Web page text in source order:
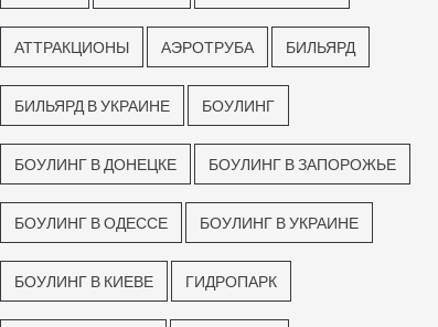
АТТРАКЦИОНЫ АЭРОТРУБА БИЛЬЯРД
БИЛЬЯРД В УКРАИНЕ БОУЛИНГ
БОУЛИНГ В ДОНЕЦКЕ БОУЛИНГ В ЗАПОРОЖЬЕ
БОУЛИНГ В ОДЕССЕ БОУЛИНГ В УКРАИНЕ
БОУЛИНГ В КИЕВЕ ГИДРОПАРК